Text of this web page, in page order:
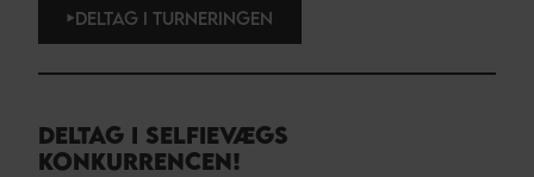
DELTAG I TURNERINGEN
DELTAG I SELFIEVÆGS
KONKURRENCEN!